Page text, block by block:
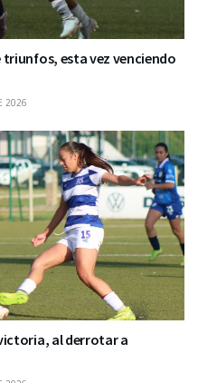
triunfos, esta vez venciendo
2026
al derrotar a